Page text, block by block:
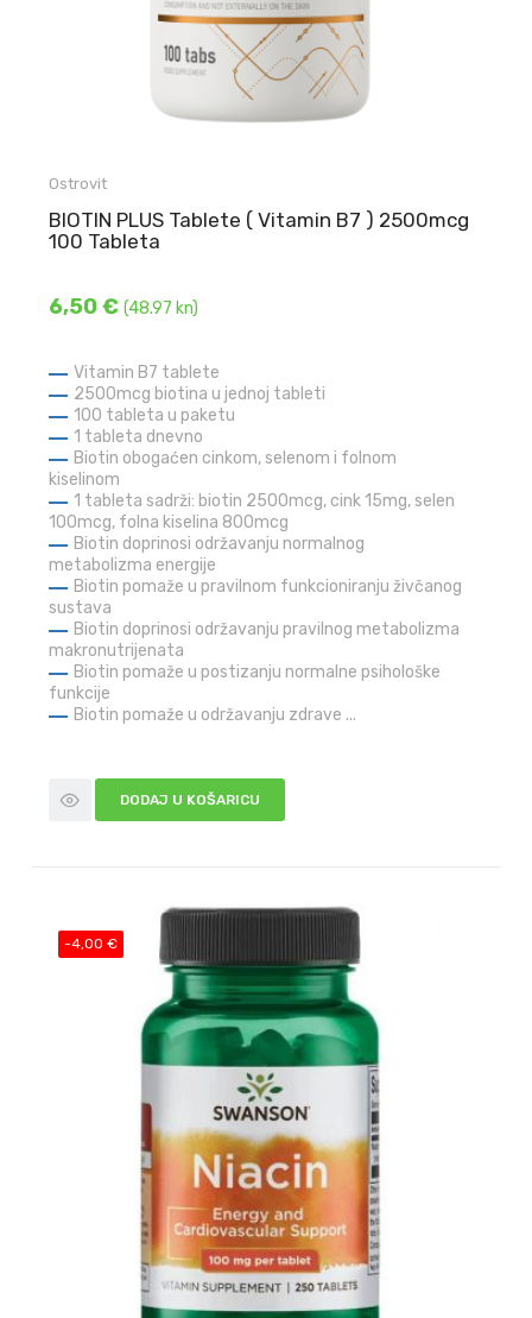
Ostrovit
BIOTIN PLUS Tablete ( Vitamin B7 ) 2500mcg
100 Tableta
6,50 €(48.97 kn)
Vitamin B7 tablete
2500mcg biotina u jednoj tableti
100 tableta u paketu
1 tableta dnevno
Biotin obogaćen cinkom, selenom i folnom
kiselinom
1 tableta sadrži: biotin 2500mcg, cink 15mg, selen
100mcg, folna kiselina 800mcg
Biotin doprinosi održavanju normalnog
metabolizma energije
Biotin pomaže u pravilnom funkcioniranju živčanog
sustava
Biotin doprinosi održavanju pravilnog metabolizma
makronutrijenata
Biotin pomaže u postizanju normalne psihološke
funkcije
Biotin pomaže u održavanju zdrave ...
DODAJ U KOŠARICU
-4,00 €